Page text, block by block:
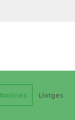
Notícies Llotges